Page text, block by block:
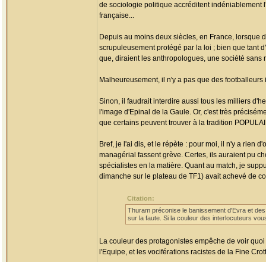
de sociologie politique accréditent indéniablement
française...
Depuis au moins deux siècles, en France, lorsque
scrupuleusement protégé par la loi ; bien que tant
que, diraient les anthropologues, une société sans
Malheureusement, il n'y a pas que des
Sinon, il faudrait interdire aussi tous les milliers
l'image d'Epinal de la Gaule. Or, c'est très
que certains peuvent trouver à la tradition
Bref, je l'ai dis, et le répète : pour moi, il n'y a rien
managérial fassent grève. Certes, ils auraient pu
spécialistes en la matière. Quant au match, je
dimanche sur le plateau de TF1) avait achevé de
Citation:
Thuram préconise le banissement d'Evra et
sur la faute. Si la couleur des interlocuteurs
La couleur des protagonistes empêche de voir
l'Equipe, et les vociférations racistes de la Fine